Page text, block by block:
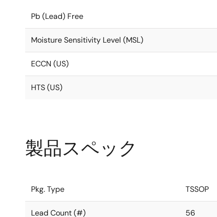
Pb (Lead) Free
Moisture Sensitivity Level (MSL)
ECCN (US)
HTS (US)
製品スペック
Pkg. Type TSSOP
Lead Count (#) 56